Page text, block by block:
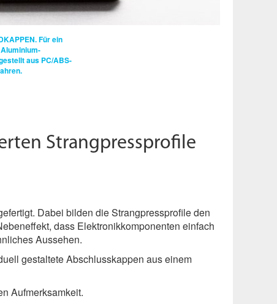
Für ein
aus PC/ABS-
Strangpressprofile
Dabei bilden die Strangpressprofile den
dass Elektronikkomponenten einfach
Aussehen.
gestaltete Abschlusskappen aus einem
Aufmerksamkeit.